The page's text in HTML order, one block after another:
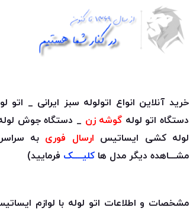
5 در
امتیازدهی
مشتری
خرید آنلاین انواع اتولوله سبز ایرانی _
دستگاه اتو لوله گوشه زن _ دستگاه جوش
لوله کشی ایساتیس ارسال فوری به
مشـــاهده دیگر مدل ها کلیــــک فرمایید)
مشخصات و اطلاعات اتو لوله با لوازم